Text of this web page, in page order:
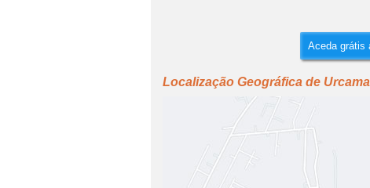
Aceda grátis
Localização Geográfica de